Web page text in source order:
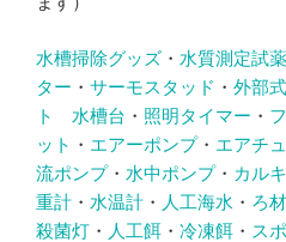
水槽掃除グッズ ・ 水質測定試
ター ・ サーモスタッド ・ 外部
ト
水槽台 ・ 照明タイマー ・
ット ・ エアーポンプ・ エアチ
流ポンプ・ 水中ポンプ・ カル
重計 ・ 水温計 ・ 人工海水 ・ ろ材
殺菌灯 ・ 人工餌 ・ 冷凍餌 ・ ス